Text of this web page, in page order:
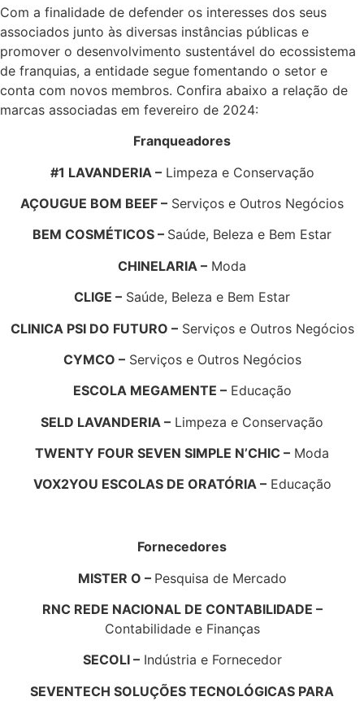
Com a finalidade de defender os interesses dos seus
associados junto às diversas instâncias públicas e
promover o desenvolvimento sustentável do ecossistema
de franquias, a entidade segue fomentando o setor e
conta com novos membros. Confira abaixo a relação de
marcas associadas em fevereiro de 2024:
Franqueadores
#1 LAVANDERIA –Limpeza e Conservação
AÇOUGUE BOM BEEF – Serviços e Outros Negócios
BEM COSMÉTICOS – Saúde, Beleza e Bem Estar
CHINELARIA – Moda
CLIGE – Saúde, Beleza e Bem Estar
CLINICA PSI DO FUTURO –Serviços e Outros Negócios
CYMCO –Serviços e Outros Negócios
ESCOLA MEGAMENTE –Educação
SELD LAVANDERIA – Limpeza e Conservação
TWENTY FOUR SEVEN SIMPLE N’CHIC – Moda
VOX2YOU ESCOLAS DE ORATÓRIA –Educação
Fornecedores
MISTER O – Pesquisa de Mercado
RNC REDE NACIONAL DE CONTABILIDADE –
Contabilidade e Finanças
SECOLI –Indústria e Fornecedor
SEVENTECH SOLUÇÕES TECNOLÓGICAS PARA